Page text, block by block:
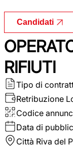
Candidati
RIFIUTI
Tipo di
Retribuzione
Codice
Data di
Città Riva del